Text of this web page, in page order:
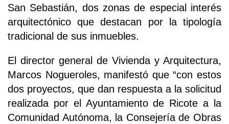
San Sebastián, dos zonas de especial interés
arquitectónico que destacan por la tipología
tradicional de sus inmuebles.
El director general de Vivienda y Arquitectura,
Marcos Nogueroles, manifestó que “con estos
dos proyectos, que dan respuesta a la solicitud
realizada por el Ayuntamiento de Ricote a la
Comunidad Autónoma, la Consejería de Obras